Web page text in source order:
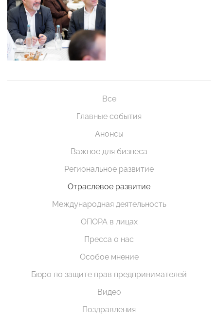
Все
Главные события
Анонсы
Важное для бизнеса
Региональное развитие
Отраслевое развитие
Международная деятельность
ОПОРА в лицах
Пресса о нас
Особое мнение
Бюро по защите прав предпринимателей
Видео
Поздравления